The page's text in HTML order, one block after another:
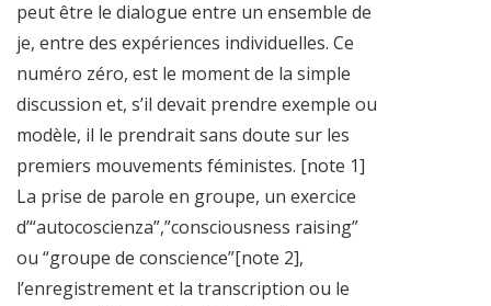
peut être le dialogue entre un ensemble de
je, entre des expériences individuelles. Ce
numéro zéro, est le moment de la simple
discussion et, s’il devait prendre exemple ou
modèle, il le prendrait sans doute sur les
premiers mouvements féministes. [note 1]
La prise de parole en groupe, un exercice
d’“autocoscienza”,”consciousness raising”
ou “groupe de conscience”[note 2],
l’enregistrement et la transcription ou le